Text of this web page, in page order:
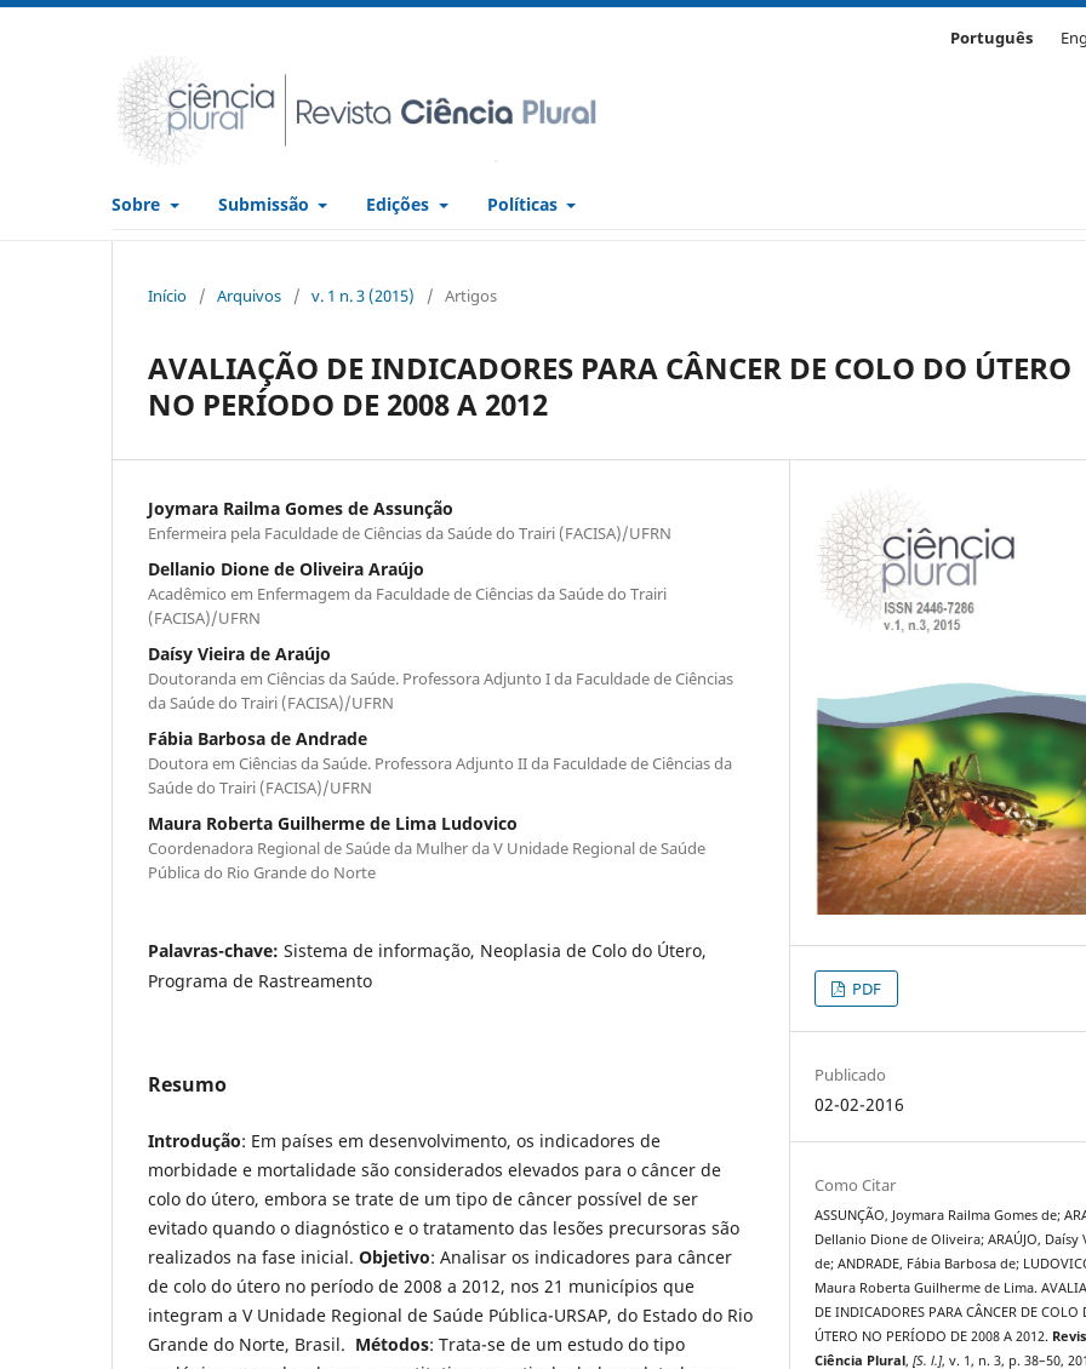
Sobre Submissão Edições Políticas
Português
Início / Arquivos / v. 1 n. 3 (2015) / Artigos
AVALIAÇÃO DE INDICADORES PARA CÂNCER DE COLO DO ÚTERO
NO PERÍODO DE 2008 A 2012
Joymara Railma Gomes de Assunção
Enfermeira pela Faculdade de Ciências da Saúde do Trairi (FACISA)/UFRN
Dellanio Dione de Oliveira Araújo
Acadêmico em Enfermagem da Faculdade de Ciências da Saúde do Trairi
(FACISA)/UFRN
Daísy Vieira de Araújo
Doutoranda em Ciências da Saúde. Professora Adjunto I da Faculdade de Ciências
da Saúde do Trairi (FACISA)/UFRN
Fábia Barbosa de Andrade
Doutora em Ciências da Saúde. Professora Adjunto II da Faculdade de Ciências da
Saúde do Trairi (FACISA)/UFRN
Maura Roberta Guilherme de Lima Ludovico
Coordenadora Regional de Saúde da Mulher da V Unidade Regional de Saúde
Pública do Rio Grande do Norte
Palavras-chave: Sistema de informação, Neoplasia de Colo do Útero,
Programa de Rastreamento
Resumo
Introdução: Em países em desenvolvimento, os indicadores de
morbidade e mortalidade são considerados elevados para o câncer de
colo do útero, embora se trate de um tipo de câncer possível de ser
evitado quando o diagnóstico e o tratamento das lesões precursoras são
realizados na fase inicial. Objetivo: Analisar os indicadores para câncer
de colo do útero no período de 2008 a 2012, nos 21 municípios que
integram a V Unidade Regional de Saúde Pública-URSAP, do Estado do Rio
Grande do Norte, Brasil. Métodos: Trata-se de um estudo do tipo
PDF
Publicado
02-02-2016
Como Citar
ASSUNÇÃO, Joymara Railma Gomes de;
Dellanio Dione de Oliveira; ARAÚJO, Daísy
de; ANDRADE, Fábia Barbosa de;
Maura Roberta Guilherme de Lima.
DE INDICADORES PARA CÂNCER DE COLO
ÚTERO NO PERÍODO DE 2008 A 2012.
Ciência Plural,[S. l.], v. 1, n. 3, p. 38–50,